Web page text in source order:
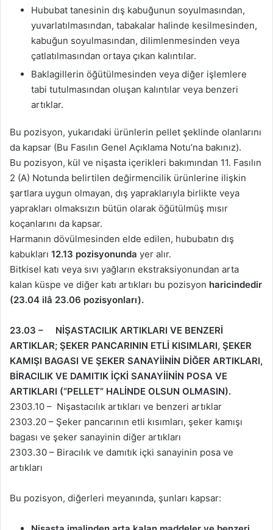
Hububat tanesinin dış kabuğunun soyulmasından,
yuvarlatılmasından, tabakalar halinde kesilmesinden,
kabuğun soyulmasından, dilimlenmesinden veya
çatlatılmasından ortaya çıkan kalıntılar.
Baklagillerin öğütülmesinden veya diğer işlemlere
tabi tutulmasından oluşan kalıntılar veya benzeri
artıklar.
Bu pozisyon, yukarıdaki ürünlerin pellet şeklinde olanlarını
da kapsar (Bu Fasılın Genel Açıklama Notu’na bakınız).
Bu pozisyon, kül ve nişasta içerikleri bakımından 11. Fasılın
2 (A) Notunda belirtilen değirmencilik ürünlerine ilişkin
şartlara uygun olmayan, dış yapraklarıyla birlikte veya
yaprakları olmaksızın bütün olarak öğütülmüş mısır
koçanlarını da kapsar.
Harmanın dövülmesinden elde edilen, hububatın dış
kabukları 12.13 pozisyonunda yer alır.
Bitkisel katı veya sıvı yağların ekstraksiyonundan arta
kalan küspe ve diğer katı artıkları bu pozisyon haricindedir
(23.04 ilâ 23.06 pozisyonları).
23.03 – NİŞASTACILIK ARTIKLARI VE BENZERİ
ARTIKLAR; ŞEKER PANCARININ ETLİ KISIMLARI, ŞEKER
KAMIŞI BAGASI VE ŞEKER SANAYİİNİN DİĞER ARTIKLARI,
BİRACILIK VE DAMITIK İÇKİ SANAYİİNİN POSA VE
ARTIKLARI (“PELLET” HALİNDE OLSUN OLMASIN).
2303.10 – Nişastacılık artıkları ve benzeri artıklar
2303.20 – Şeker pancarının etli kısımları, şeker kamışı
bagası ve şeker sanayinin diğer artıkları
2303.30 – Biracılık ve damıtık içki sanayinin posa ve
artıkları
Bu pozisyon, diğerleri meyanında, şunları kapsar: